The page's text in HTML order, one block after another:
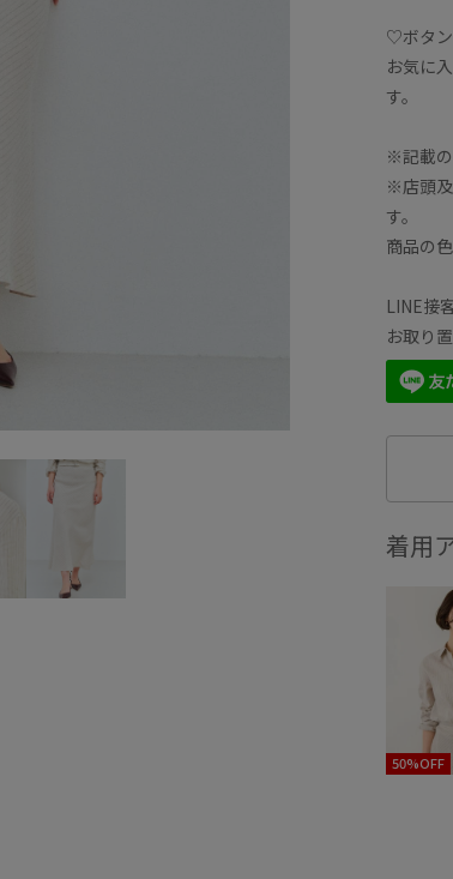
♡ボタン
お気に
す。
※記載の
※店頭
す。
商品の
LINE接
お取り
着用
50%OFF